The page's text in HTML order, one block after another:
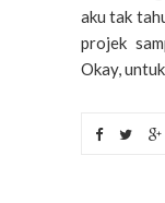
aku tak
projek
Okay,